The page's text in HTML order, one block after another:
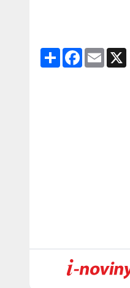
Share Facebook
Email